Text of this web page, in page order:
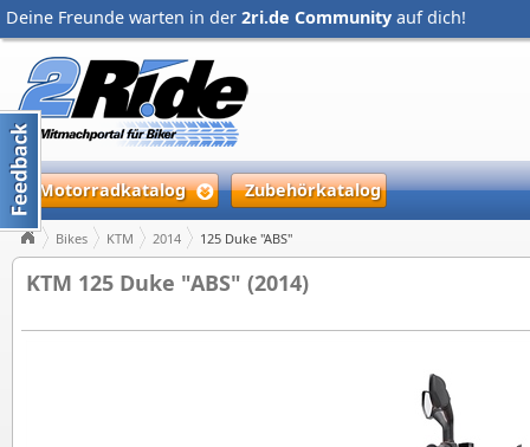
Deine Freunde warten in der 2ri.de Community auf dich!
Motorradkatalog Zubehörkatalog
Bikes KTM 2014 125 Duke "ABS"
KTM 125 Duke "ABS" (2014)